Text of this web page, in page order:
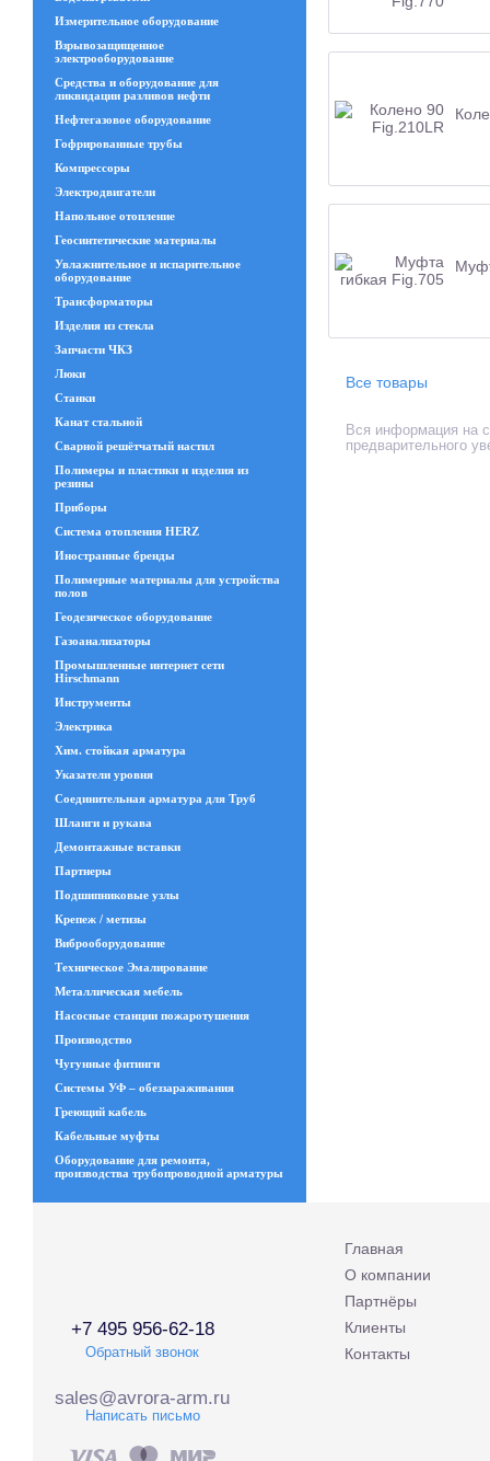
Измерительное оборудование
Взрывозащищенное
электрооборудование
Средства и оборудование для
ликвидации разливов нефти
Нефтегазовое оборудование
Гофрированные трубы
Компрессоры
Электродвигатели
Напольное отопление
Геосинтетические материалы
Увлажнительное и испарительное
оборудование
Трансформаторы
Изделия из стекла
Запчасти ЧКЗ
Люки
Станки
Канат стальной
Сварной решётчатый настил
Полимеры и пластики и изделия из
резины
Приборы
Система отопления HERZ
Иностранные бренды
Полимерные материалы для устройства
полов
Геодезическое оборудование
Газоанализаторы
Промышленные интернет сети
Hirschmann
Инструменты
Электрика
Хим. стойкая арматура
Указатели уровня
Соединительная арматура для Труб
Шланги и рукава
Демонтажные вставки
Партнеры
Подшипниковые узлы
Крепеж / метизы
Виброоборудование
Техническое Эмалирование
Металлическая мебель
Насосные станции пожаротушения
Производство
Чугунные фитинги
Системы УФ – обеззараживания
Греющий кабель
Кабельные муфты
Оборудование для ремонта,
производства трубопроводной арматуры
Все товары
Вся информация на
предварительного
+7 495 956-62-18
Обратный звонок
sales@avrora-arm.ru
Написать письмо
Главная
О компании
Партнёры
Клиенты
Контакты